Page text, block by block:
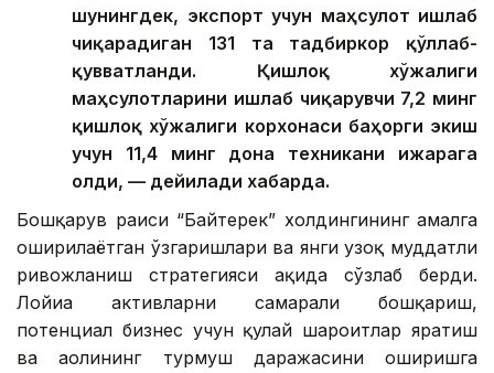
шунингдек, экспорт учун маҳсулот ишлаб
чиқарадиган 131 та тадбиркор қўллаб-
қувватланди. Қишлоқ хўжалиги
маҳсулотларини ишлаб чиқарувчи 7,2 минг
қишлоқ хўжалиги корхонаси баҳорги экиш
учун 11,4 минг дона техникани ижарага
олди, — дейилади хабарда.
Бошқарув раиси “Байтерек” холдингининг амалга
оширилаётган ўзгаришлари ва янги узоқ муддатли
ривожланиш стратегияси ҳақида сўзлаб берди.
Лойиҳа активларни самарали бошқариш,
потенциал бизнес учун қулай шароитлар яратиш
ва аҳолининг турмуш даражасини оширишга